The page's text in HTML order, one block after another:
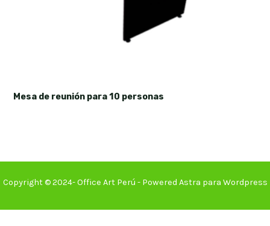
Mesa de reunión para 10 personas
Copyright © 2024- Office Art Perú - Powered Astra para Wordpress